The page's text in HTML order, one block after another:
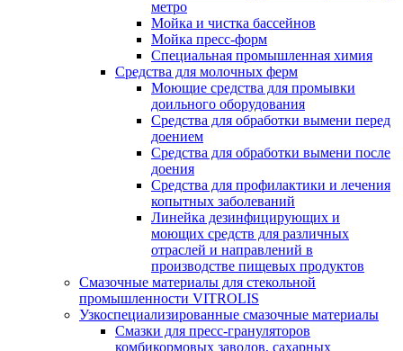
метро
Мойка и чистка бассейнов
Мойка пресс-форм
Специальная промышленная химия
Средства для молочных ферм
Моющие средства для промывки
доильного оборудования
Средства для обработки вымени перед
доением
Средства для обработки вымени после
доения
Средства для профилактики и лечения
копытных заболеваний
Линейка дезинфицирующих и
моющих средств для различных
отраслей и направлений в
производстве пищевых продуктов
Смазочные материалы для стекольной
промышленности VITROLIS
Узкоспециализированные смазочные материалы
Смазки для пресс-грануляторов
комбикормовых заводов, сахарных